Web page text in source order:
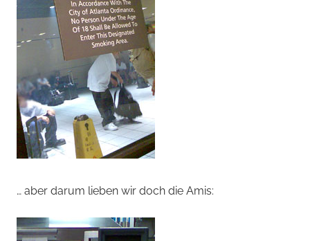
… aber darum lieben wir doch die Amis: